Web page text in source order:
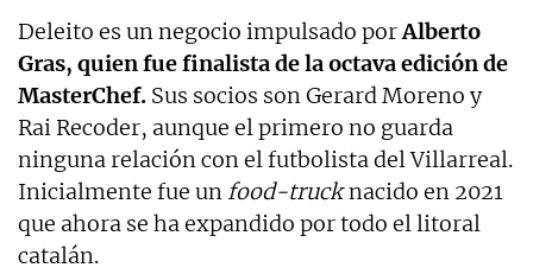
Deleito es un negocio impulsado porAlberto
Gras, quien fue finalista de la octava edición de
MasterChef. Sus socios son Gerard Moreno y
Rai Recoder, aunque el primero no guarda
ninguna relación con el futbolista del Villarreal.
Inicialmente fue un food-trucknacido en 2021
que ahora se ha expandido por todo el litoral
catalán.